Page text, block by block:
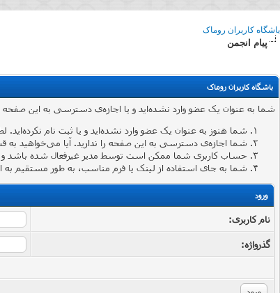
باشگاه کاربران روماک
پیام انجمن
باشگاه کاربران روماک
شما به عنوان یک عضو وارد نشده‌اید و یا اجازه‌ی دسترسی به این صفحه
شما هنوز به عنوان یک عضو وارد نشده‌اید و یا ثبت نام نکرده‌اید.
شما اجازه‌ی دسترسی به این صفحه را ندارید. آیا می‌خواهید به
حساب کاربری شما ممکن است توسط مدیر غیرفعال شده باشد و
شما به جای استفاده از لینک یا فرم مناسب، به طور مستقیم به
ورود
نام کاربری:
گذرواژه‌: